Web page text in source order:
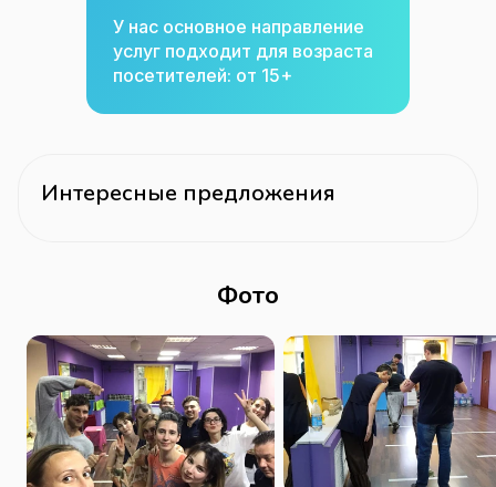
танцевУ нас основное направление
услуг подходит для возраста
посетителей: от 15+
Интересные предложения
Фото